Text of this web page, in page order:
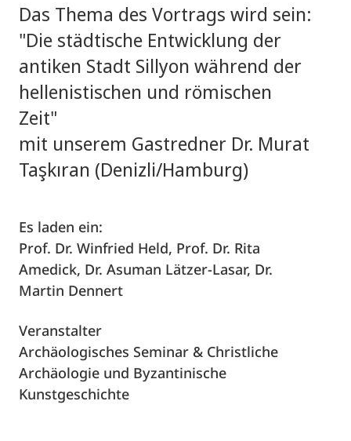
Das Thema des Vortrags wird sein:
"Die städtische Entwicklung der
antiken Stadt Sillyon während der
hellenistischen und römischen
Zeit"
mit unserem Gastredner Dr. Murat
Taşkıran (Denizli/Hamburg)
Es laden ein:
Prof. Dr. Winfried Held, Prof. Dr. Rita
Amedick, Dr. Asuman Lätzer-Lasar, Dr.
Martin Dennert
Veranstalter
Archäologisches Seminar & Christliche
Archäologie und Byzantinische
Kunstgeschichte